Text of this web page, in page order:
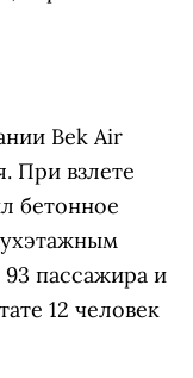
Bek Air
При взлете
бетонное
пассажира и
12 человек